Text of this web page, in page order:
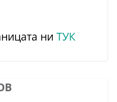
ни ТУК